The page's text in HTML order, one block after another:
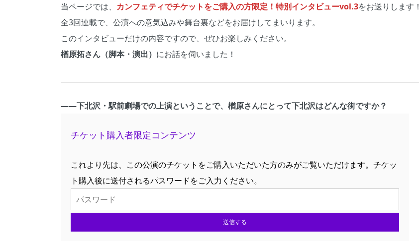
当ページでは、 カンフェティでチケットをご購入の方限定！特別インタビューvol.3をお送りします！
全3回連載で、公演への意気込みや舞台裏などをお届けしてまいります。
このインタビューだけの内容ですので、ぜひお楽しみください。
楢原拓さん（脚本・演出） にお話を伺いました！
――下北沢・駅前劇場での上演ということで、楢原さんにとって下北沢はどんな街ですか？
チケット購入者限定コンテンツ
これより先は、この公演のチケットをご購入いただいた方のみがご覧いただけます。チケッ
ト購入後に送付されるパスワードをご入力ください。
送信する